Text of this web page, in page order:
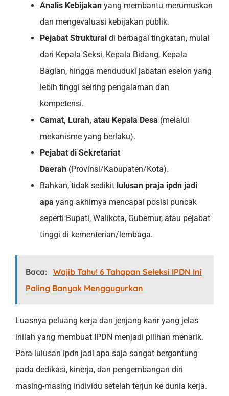
Analis Kebijakan yang membantu merumuskan
dan mengevaluasi kebijakan publik.
Pejabat Struktural di berbagai tingkatan, mulai
dari Kepala Seksi, Kepala Bidang, Kepala
Bagian, hingga menduduki jabatan eselon yang
lebih tinggi seiring pengalaman dan
kompetensi.
Camat, Lurah, atau Kepala Desa (melalui
mekanisme yang berlaku).
Pejabat di Sekretariat
Daerah (Provinsi/Kabupaten/Kota).
Bahkan, tidak sedikit lulusan praja ipdn jadi
apa yang akhirnya mencapai posisi puncak
seperti Bupati, Walikota, Gubernur, atau pejabat
tinggi di kementerian/lembaga.
Baca: Wajib Tahu! 6 Tahapan Seleksi IPDN Ini
Paling Banyak Menggugurkan
Luasnya peluang kerja dan jenjang karir yang jelas
inilah yang membuat IPDN menjadi pilihan menarik.
Para lulusan ipdn jadi apa saja sangat bergantung
pada dedikasi, kinerja, dan pengembangan diri
masing-masing individu setelah terjun ke dunia kerja.